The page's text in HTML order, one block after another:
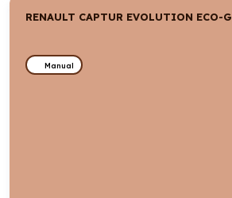
RENAULT CAPTUR EVOLUTION ECO-G
Manual